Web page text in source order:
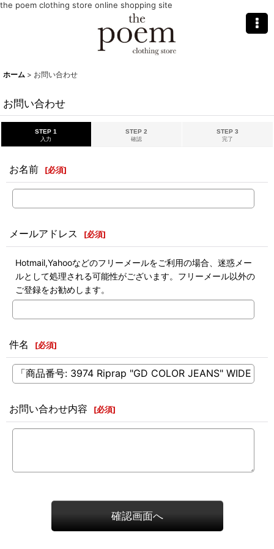
the poem clothing store online shopping site
ホーム > お問い合わせ
お問い合わせ
STEP 1
入力
STEP 2
確認
STEP 3
完了
お名前 [必須]
メールアドレス [必須]
Hotmail,Yahooなどのフリーメールをご利用の場合、迷惑メー
ルとして処理される可能性がございます。フリーメール以外の
ご登録をお勧めします。
件名 [必須]
お問い合わせ内容 [必須]
確認画面へ